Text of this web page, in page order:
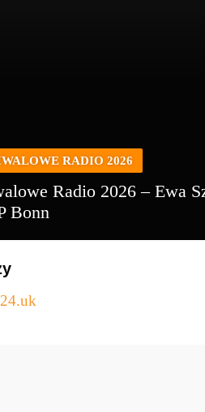
RADIO 2026
Radio 2026 – Ewa
Bonn